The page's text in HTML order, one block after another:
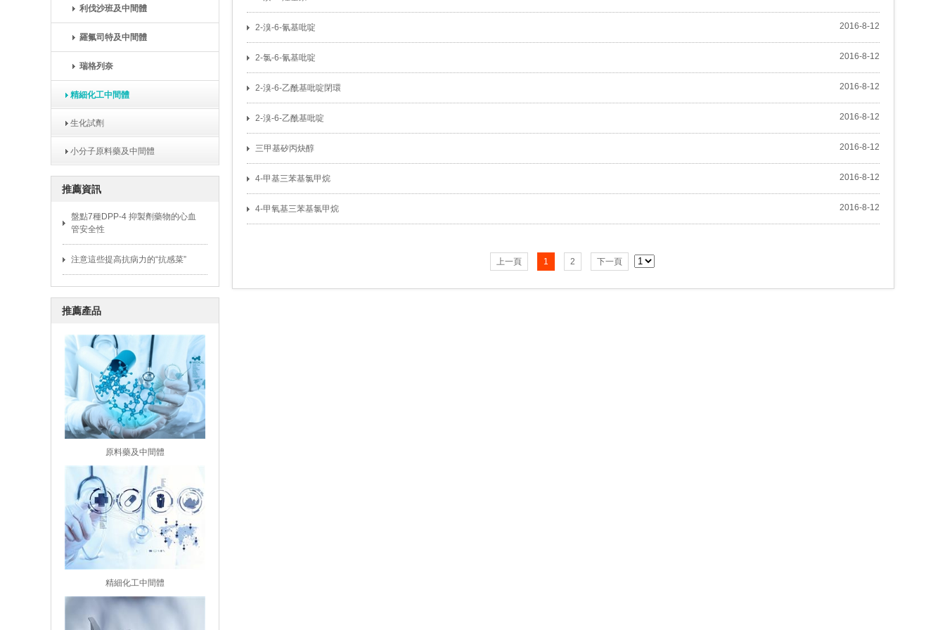
利伐沙班及中間體
羅氟司特及中間體
瑞格列奈
精細化工中間體
生化試劑
小分子原料藥及中間體
推薦資訊
盤點7種DPP-4 抑製劑藥物的心血
管安全性
注意這些提高抗病力的“抗感菜”
推薦產品
原料藥及中間體
精細化工中間體
2016-8-12
2-溴-6-氰基吡啶
2016-8-12
2-氯-6-氰基吡啶
2016-8-12
2-溴-6-乙酰基吡啶閉環
2016-8-12
2-溴-6-乙酰基吡啶
2016-8-12
三甲基矽丙炔醇
2016-8-12
4-甲基三苯基氯甲烷
2016-8-12
4-甲氧基三苯基氯甲烷
上一頁 1 2 下一頁